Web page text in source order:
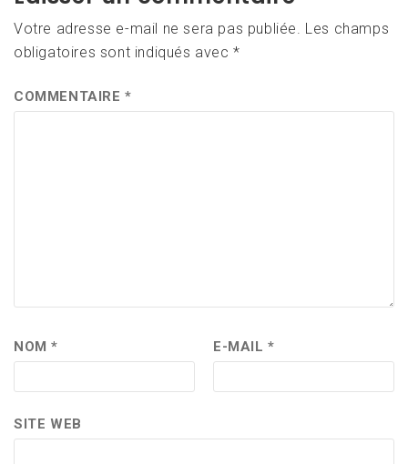
Votre adresse e-mail ne sera pas publiée. Les champs
obligatoires sont indiqués avec*
COMMENTAIRE*
NOM* E-MAIL*
SITE WEB